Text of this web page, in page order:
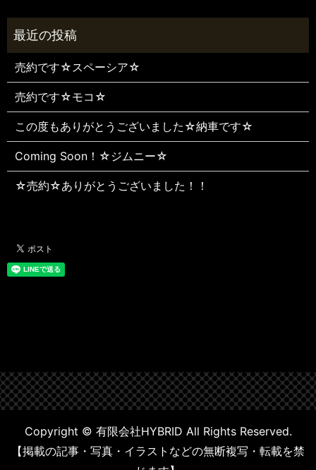
売約です☆スペーシア☆
売約です☆モコ☆
この度もありがとうございました☆納車です☆
Coming Soon！☆ジムニー☆
☆売約☆ありがとうございました！！
Copyright © 有限会社HYBRID All Rights Reserved.
【掲載の記事・写真・イラストなどの無断複写・転載を禁